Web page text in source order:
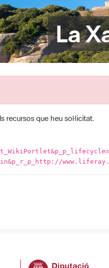
La
que heu sol·licitat.